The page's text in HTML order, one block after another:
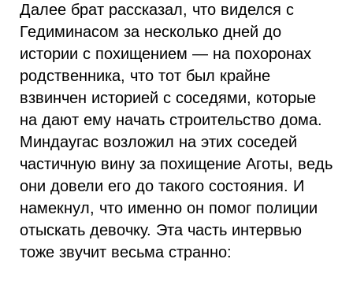
Далее брат рассказал, что виделся с
Гедиминасом за несколько дней до
истории с похищением — на похоронах
родственника, что тот был крайне
взвинчен историей с соседями, которые
на дают ему начать строительство дома.
Миндаугас возложил на этих соседей
частичную вину за похищение Аготы, ведь
они довели его до такого состояния. И
намекнул, что именно он помог полиции
отыскать девочку. Эта часть интервью
тоже звучит весьма странно: